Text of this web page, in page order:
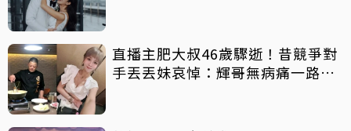
直播主肥大叔46歲驟逝！昔競爭對
手丟丟妹哀悼：輝哥無病痛一路好